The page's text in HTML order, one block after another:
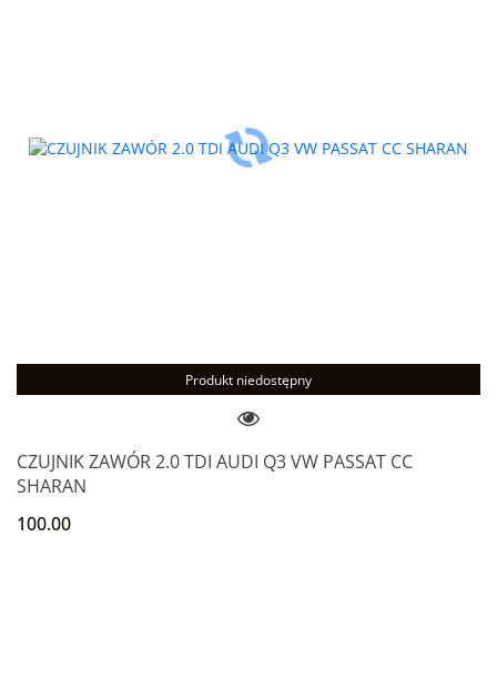
Produkt niedostępny
CZUJNIK ZAWÓR 2.0 TDI AUDI Q3 VW PASSAT CC
SHARAN
100.00